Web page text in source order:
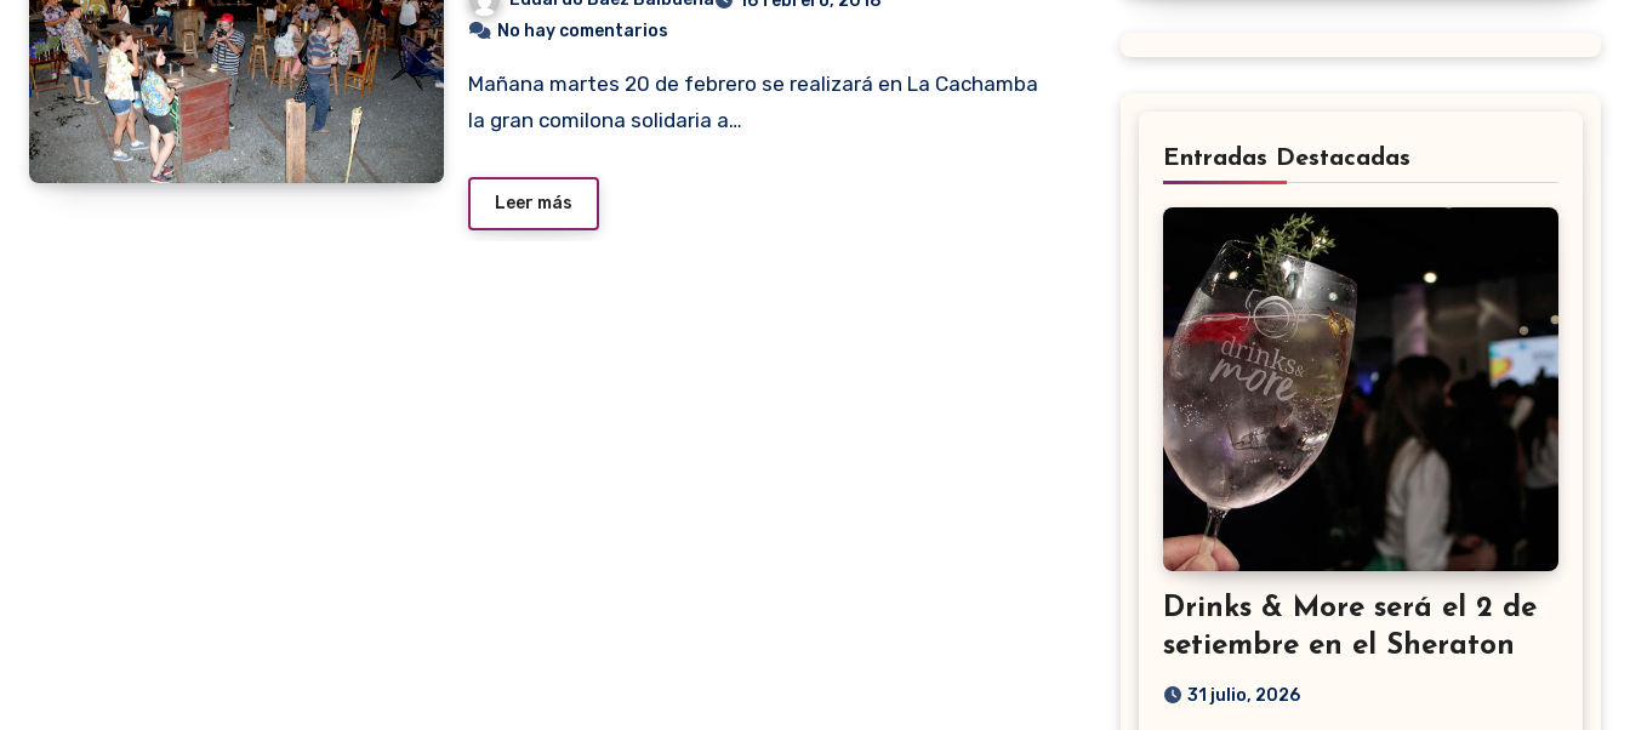
No hay comentarios
Mañana martes 20 de febrero se realizará en La Cachamba
la gran comilona solidaria a…
Leer más
Entradas Destacadas
Drinks & More será el 2 de
setiembre en el Sheraton
31 julio, 2026